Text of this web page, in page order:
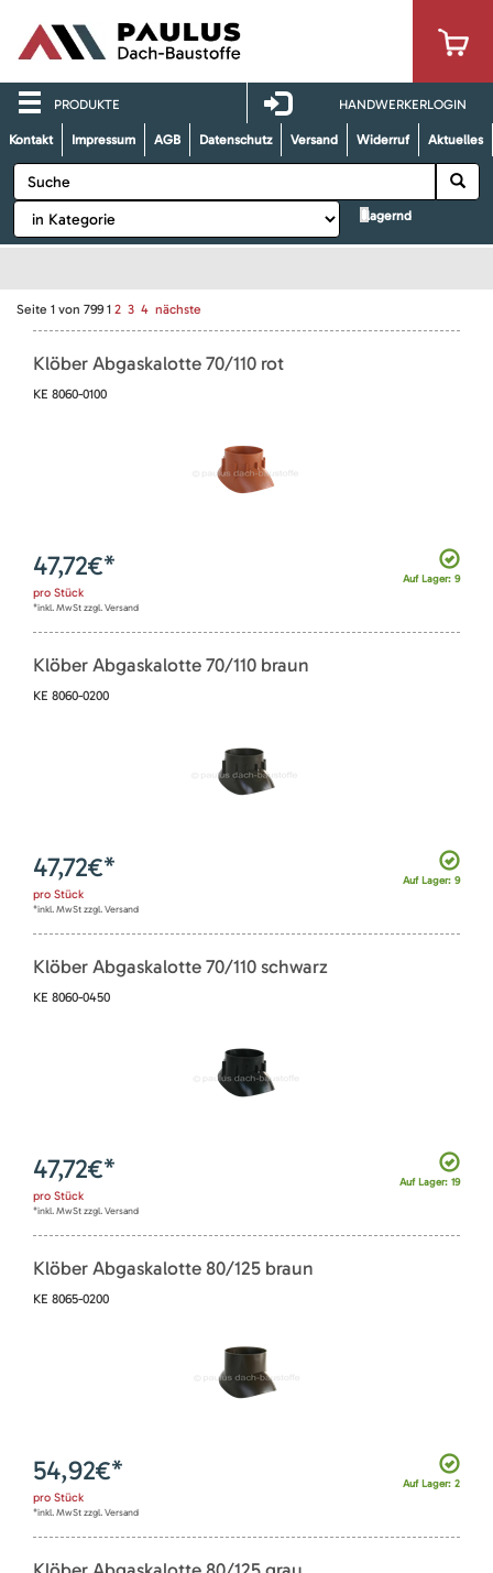
PRODUKTE HANDWERKERLOGIN
Kontakt Impressum AGB Datenschutz Versand Widerruf Aktuelles
lagernd
Seite 1 von 799 1 2 3 4 nächste
Klöber Abgaskalotte 70/110 rot
KE 8060-0100
Auf Lager: 9
47,72€*
pro Stück
*inkl. MwSt zzgl. Versand
Klöber Abgaskalotte 70/110 braun
KE 8060-0200
Auf Lager: 9
47,72€*
pro Stück
*inkl. MwSt zzgl. Versand
Klöber Abgaskalotte 70/110 schwarz
KE 8060-0450
Auf Lager: 19
47,72€*
pro Stück
*inkl. MwSt zzgl. Versand
Klöber Abgaskalotte 80/125 braun
KE 8065-0200
Auf Lager: 2
54,92€*
pro Stück
*inkl. MwSt zzgl. Versand